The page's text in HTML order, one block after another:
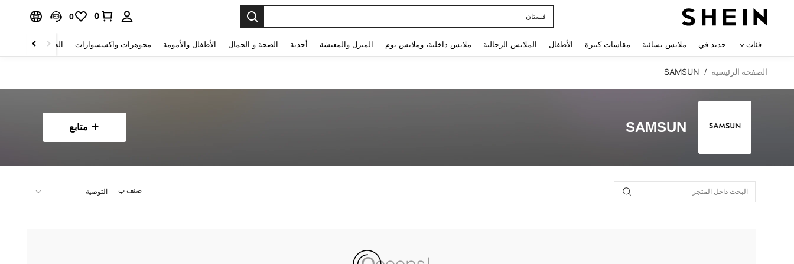
فستان
0
0
فئات جديد في ملابس نسائية مقاسات كبيرة الأطفال الملابس الرجالية ملابس داخلية، وملابس نوم المنزل والمعيشة أحذية الصحة و الجمال الأطفال والأمومة مجوهرات واكسسوارات الحقائب والأمتعة
الصفحة الرئيسية /
SAMSUN
SAMSUN متابع
صنف ب